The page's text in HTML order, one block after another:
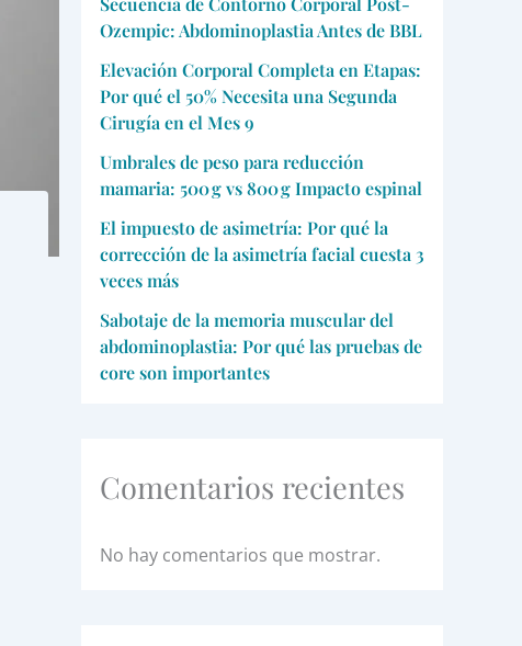
Ozempic: Abdominoplastia Antes de BBL
Elevación Corporal Completa en Etapas:
Por qué el 50% Necesita una Segunda
Cirugía en el Mes 9
Umbrales de peso para reducción
mamaria: 500 g vs 800 g Impacto espinal
El impuesto de asimetría: Por qué la
corrección de la asimetría facial cuesta 3
veces más
Sabotaje de la memoria muscular del
abdominoplastia: Por qué las pruebas de
core son importantes
Comentarios recientes
No hay comentarios que mostrar.